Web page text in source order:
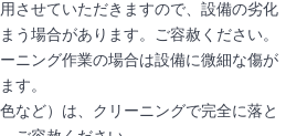
させていただきますので、設備の劣化
う場合があります。ご容赦ください。
ニング作業の場合は設備に微細な傷が
す。
など）は、クリーニングで完全に落と